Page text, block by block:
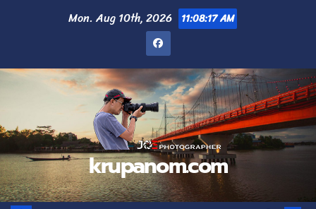
Mon. Aug 10th, 2026 11:08:19 AM
krupanom.com